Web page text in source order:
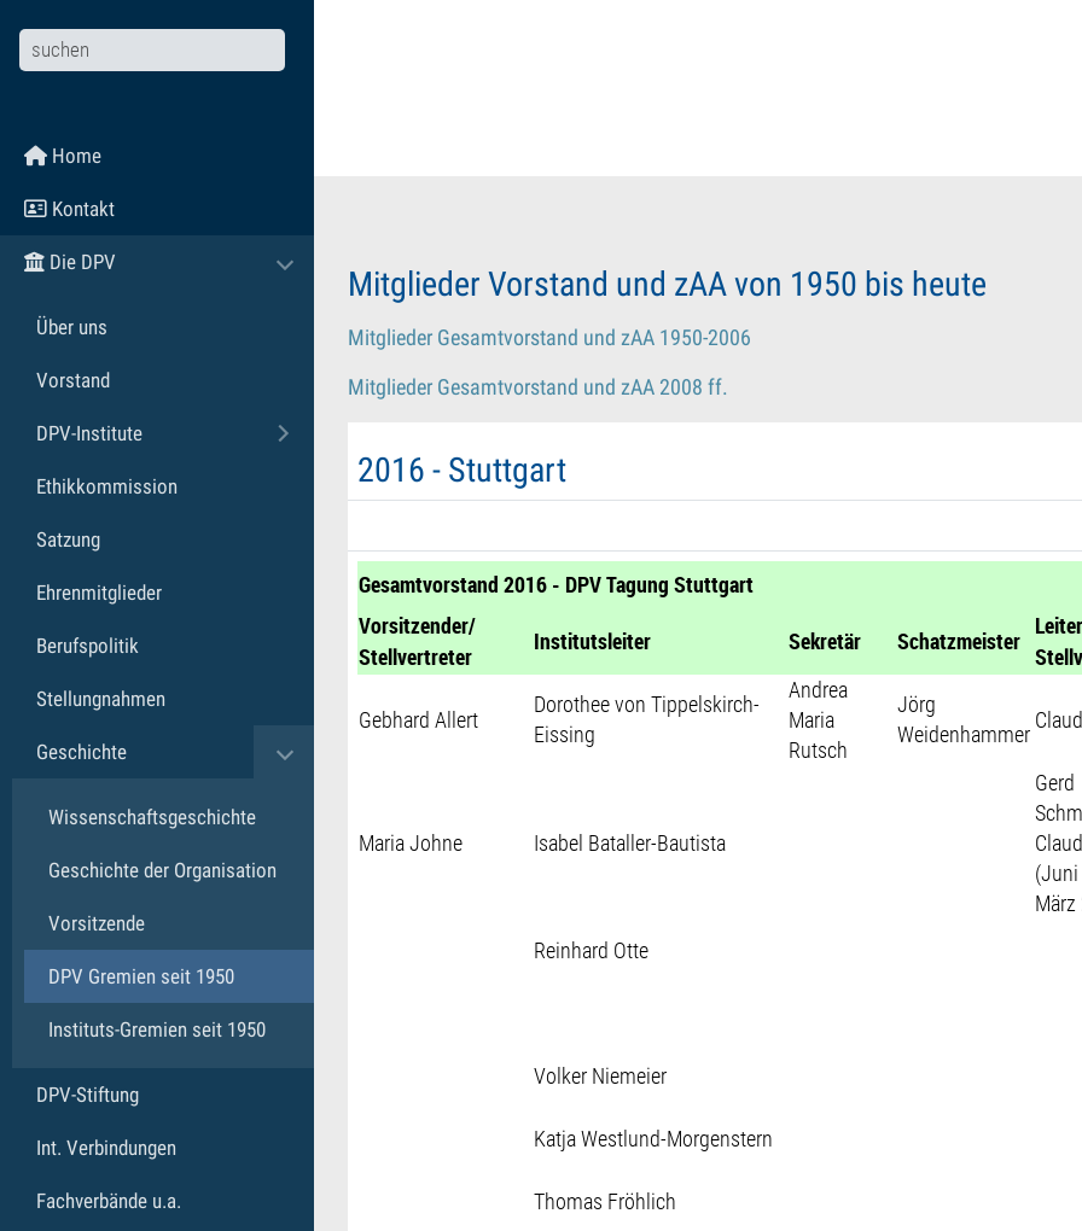
Home
Kontakt
Die DPV
Über uns
Vorstand
DPV-Institute Toggle submenu
Ethikkommission
Satzung
Ehrenmitglieder
Berufspolitik
Stellungnahmen
Geschichte Toggle submenu
Wissenschaftsgeschichte
Geschichte der Organisation
Vorsitzende
DPV Gremien seit 1950
Instituts-Gremien seit 1950
DPV-Stiftung
Int. Verbindungen
Fachverbände u.a.
Mitglieder Vorstand und zAA von 1950 bis heute
Mitglieder Gesamtvorstand und zAA 1950-2006
Mitglieder Gesamtvorstand und zAA 2008 ff.
2016 - Stuttgart
Gesamtvorstand 2016 - DPV Tagung Stuttgart
Vorsitzender/
Stellvertreter
Institutsleiter Sekretär Schatzmeister
Gebhard Allert
Dorothee von Tippelskirch-
Eissing
Andrea
Maria
Rutsch
Jörg
Weidenhammer
Maria Johne Isabel Bataller-Bautista
Gerd
Reinhard Otte
Volker Niemeier
Katja Westlund-Morgenstern
Thomas Fröhlich